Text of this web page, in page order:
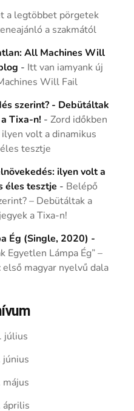
a legtöbbet pörgetek
a szakmától
All Machines Will
- Itt van iamyank új
Will Fail
szerint? - Debütáltak
Tixa-n! -Zord időkben
volt a dinamikus
tesztje
ilyen volt a
éles tesztje - Belépő
– Debütáltak a
a Tixa-n!
Ég (Single, 2020) -
Egyetlen Lámpa Ég” –
magyar nyelvű dala
július